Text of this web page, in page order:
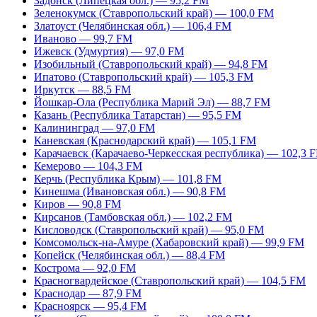
Зеленокумск (Ставропольский край) — 100,0 FM
Златоуст (Челябинская обл.) — 106,4 FM
Иваново — 99,7 FM
Ижевск (Удмуртия) — 97,0 FM
Изобильный (Ставропольский край) — 94,8 FM
Ипатово (Ставропольский край) — 105,3 FM
Иркутск — 88,5 FM
Йошкар-Ола (Республика Марий Эл) — 88,7 FM
Казань (Республика Татарстан) — 95,5 FM
Калининград — 97,0 FM
Каневская (Краснодарский край) — 105,1 FM
Карачаевск (Карачаево-Черкесская республика) — 102,3
Кемерово — 104,3 FM
Керчь (Республика Крым) — 101,8 FM
Кинешма (Ивановская обл.) — 90,8 FM
Киров — 90,8 FM
Кирсанов (Тамбовская обл.) — 102,2 FM
Кисловодск (Ставропольский край) — 95,0 FM
Комсомольск-на-Амуре (Хабаровский край) — 99,9 FM
Копейск (Челябинская обл.) — 88,4 FM
Кострома — 92,0 FM
Красногвардейское (Ставропольский край) — 104,5 FM
Краснодар — 87,9 FM
Красноярск — 95,4 FM